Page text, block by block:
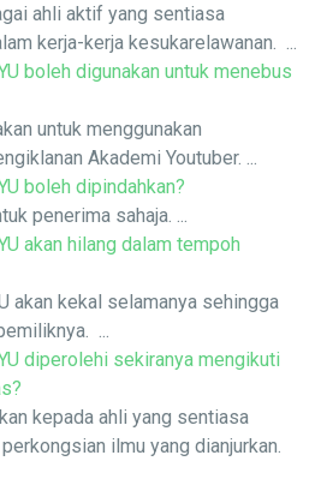
ahli aktif yang sentiasa
kerja-kerja kesukarelawanan. ...
boleh digunakan untuk menebus
untuk menggunakan
Akademi Youtuber. ...
boleh dipindahkan?
penerima sahaja. ...
akan hilang dalam tempoh
akan kekal selamanya sehingga
...
diperolehi sekiranya mengikuti
kepada ahli yang sentiasa
ilmu yang dianjurkan.